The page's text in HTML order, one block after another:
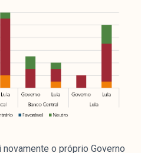
o próprio Governo